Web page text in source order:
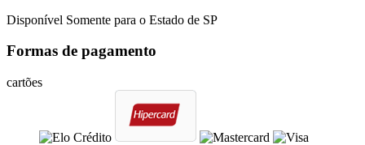
Disponível Somente para o Estado de SP
Formas de pagamento
cartões